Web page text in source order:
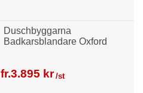
Duschbyggarna
Badkarsblandare Oxford
fr.3.895 kr /st